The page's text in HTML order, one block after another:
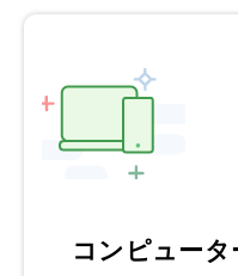
コンピュー